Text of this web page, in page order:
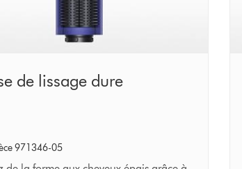
de lissage dure
971346-05